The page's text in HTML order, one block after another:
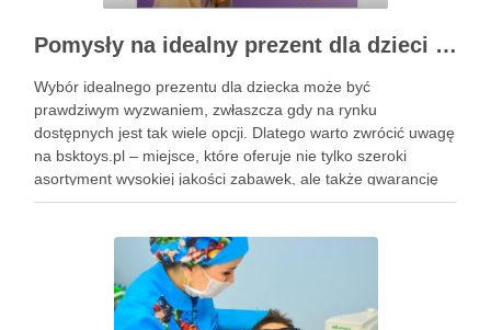
Pomysły na idealny prezent dla dzieci z BSKToys
Wybór idealnego prezentu dla dziecka może być
prawdziwym wyzwaniem, zwłaszcza gdy na rynku
dostępnych jest tak wiele opcji. Dlatego warto zwrócić uwagę
na bsktoys.pl – miejsce, które oferuje nie tylko szeroki
asortyment wysokiej jakości zabawek, ale także gwarancję
bezpieczeństwa i trwałości. Każdy rodzic pragnie, aby jego